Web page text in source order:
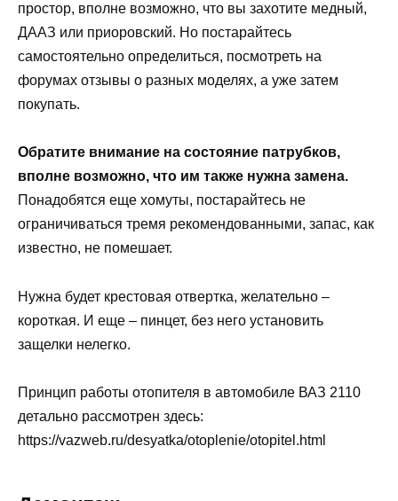
простор, вполне возможно, что вы захотите медный,
ДААЗ или приоровский. Но постарайтесь
самостоятельно определиться, посмотреть на
форумах отзывы о разных моделях, а уже затем
покупать.
Обратите внимание на состояние патрубков,
вполне возможно, что им также нужна замена.
Понадобятся еще хомуты, постарайтесь не
ограничиваться тремя рекомендованными, запас, как
известно, не помешает.
Нужна будет крестовая отвертка, желательно –
короткая. И еще – пинцет, без него установить
защелки нелегко.
Принцип работы отопителя в автомобиле ВАЗ 2110
детально рассмотрен здесь:
https://vazweb.ru/desyatka/otoplenie/otopitel.html